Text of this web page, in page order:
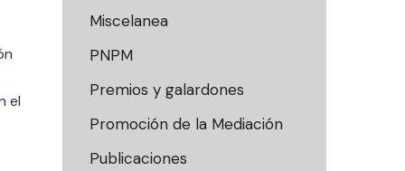
el
Miscelanea
PNPM
Premios y galardones
Promoción de la Mediación
Publicaciones